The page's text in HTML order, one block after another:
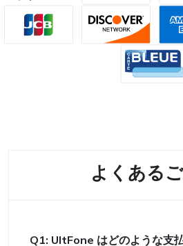
よくある
Q1: UltFone はどのような支